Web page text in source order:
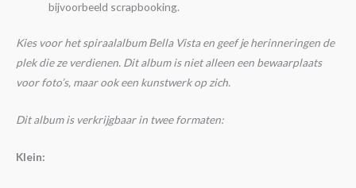
bijvoorbeeld scrapbooking.
Kies voor het spiraalalbum Bella Vista en geef je herinneringen de
plek die ze verdienen. Dit album is niet alleen een bewaarplaats
voor foto’s, maar ook een kunstwerk op zich.
Dit album is verkrijgbaar in twee formaten:
Klein: